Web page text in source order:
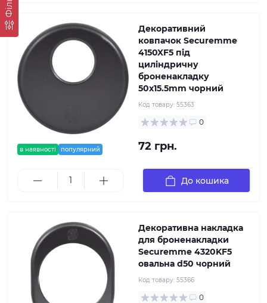
в наявності популярний
Декоративний
ковпачок Securemme
4150XF5 під
циліндричну
броненакладку
50x15.5mm чорний
Код товару: 55363
0
72 грн.
До кошика
Декоративна накладка
для броненакладки
Securemme 4320KF5
овальна d50 чорний
Код товару: 55366
0